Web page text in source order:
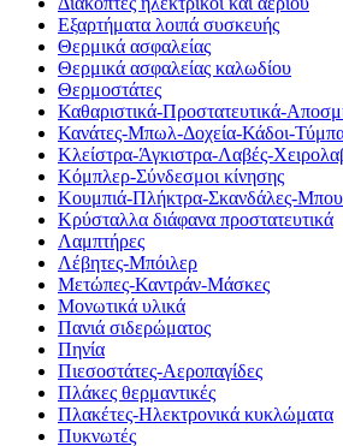
Εξαρτήματα λοιπά συσκευής
Θερμικά ασφαλείας
Θερμικά ασφαλείας καλωδίου
Θερμοστάτες
Καθαριστικά-Προστατευτικά-
Κανάτες-Μπωλ-Δοχεία-Κάδοι-
Κλείστρα-Άγκιστρα-Λαβές-
Κόμπλερ-Σύνδεσμοι κίνησης
Κουμπιά-Πλήκτρα-Σκανδάλες-
Κρύσταλλα διάφανα προστατευτικά
Λαμπτήρες
Λέβητες-Μπόιλερ
Μετώπες-Καντράν-Μάσκες
Μονωτικά υλικά
Πανιά σιδερώματος
Πηνία
Πιεσοστάτες-Αεροπαγίδες
Πλάκες θερμαντικές
Πλακέτες-Ηλεκτρονικά κυκλώματα
Πυκνωτές